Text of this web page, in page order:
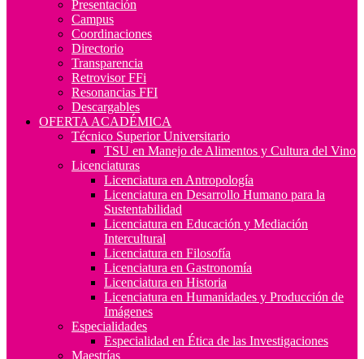
Presentación
Campus
Coordinaciones
Directorio
Transparencia
Retrovisor FFi
Resonancias FFI
Descargables
OFERTA ACADÉMICA
Técnico Superior Universitario
TSU en Manejo de Alimentos y Cultura del Vino
Licenciaturas
Licenciatura en Antropología
Licenciatura en Desarrollo Humano para la
Sustentabilidad
Licenciatura en Educación y Mediación
Intercultural
Licenciatura en Filosofía
Licenciatura en Gastronomía
Licenciatura en Historia
Licenciatura en Humanidades y Producción de
Imágenes
Especialidades
Especialidad en Ética de las Investigaciones
Maestrías